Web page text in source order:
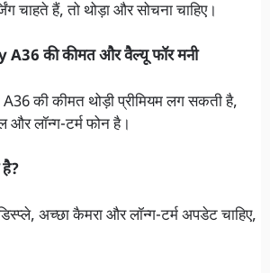
चाहते हैं, तो थोड़ा और सोचना चाहिए।
की कीमत और वैल्यू फॉर मनी
की कीमत थोड़ी प्रीमियम लग सकती है,
और लॉन्ग-टर्म फोन है।
है?
अच्छा कैमरा और लॉन्ग-टर्म अपडेट चाहिए,